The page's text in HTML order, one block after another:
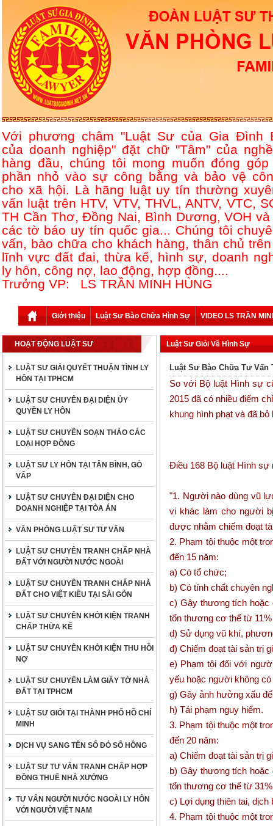
Với phương châm "Luật Sư của Gia Đình
của doanh nghiệp" đặt chữ "Tâm" của
hàng đầu, chúng tôi mong muốn đóng góp
phần nhỏ vào sự công bằng và bảo vệ
cho xã hội. Là hãng luật uy tín thường
vấn luật trên HTV, VTV, THVL, ANTV, VTC,
TH Cần Thơ, Đồng Nai, Bình Dương, VOH và
các tờ báo uy tín quốc gia... Chúng tôi
vấn, bào chữa cho khách hàng, thân chủ
lĩnh vực đất đai, thừa kế, hình sự, doanh
ly hôn, công nợ, lao động, hợp đồng....
Trưởng VP: LS TRẦN MINH HÙNG
Giới thiệu Luật Sư Bào Chữa Hình Sự VIDEO LS TRẦN
HOẠT ĐỘNG LUẬT SƯ
LUẬT SƯ GIẢI QUYẾT THUẬN TÌNH LY
HÔN TẠI TPHCM
LUẬT SƯ CHUYÊN ĐẠI DIỆN ỦY
QUYỀN LY HÔN
LUẬT SƯ CHUYÊN SOẠN THẢO CÁC
LOẠI HỢP ĐỒNG
LUẬT SƯ LY HÔN TẠI TÂN BÌNH, GÒ
VẤP
LUẬT SƯ CHUYÊN ĐẠI DIỆN CHO
DOANH NGHIỆP TẠI TÒA ÁN
VĂN PHÒNG LUẬT SƯ TƯ VẤN
LUẬT SƯ CHUYÊN TRANH CHẤP NHÀ
ĐẤT VỚI NGƯỜI NƯỚC NGOÀI
LUẬT SƯ CHUYÊN TRANH CHẤP NHÀ
ĐẤT CHO VIỆT KIỀU TẠI SÀI GÒN
LUẬT SƯ CHUYÊN KHỞI KIỆN TRANH
CHẤP THỪA KẾ
LUẬT SƯ CHUYÊN KHỞI KIỆN THU HỒI
NỢ
LUẬT SƯ CHUYÊN LÀM GIẤY TỜ NHÀ
ĐẤT TẠI TPHCM
LUẬT SƯ GIỎI TẠI THÀNH PHỐ HỒ CHÍ
MINH
DỊCH VỤ SANG TÊN SỔ ĐỎ SỔ HỒNG
LUẬT SƯ TƯ VẤN TRANH CHẤP HỢP
ĐỒNG THUÊ NHÀ XƯỞNG
TƯ VẤN NGƯỜI NƯỚC NGOÀI LY HÔN
VỚI NGƯỜI VIỆT NAM
Luật Sư Giỏi Về Hình Sự
Luật Sư Bào Chữa Tư Vấn
So với Bộ luật Hình sự
2015 đã có nhiều điểm
khung hình phạt và đã
Điều 168 Bộ luật Hình
"1. Người nào dùng vũ
vi khác làm cho người
được nhằm chiếm đoạt
2. Phạm tội thuộc một
đến 15 năm:
a) Có tổ chức;
b) Có tính chất chuyên
c) Gây thương tích hoặc
tổn thương cơ thể từ 11%
d) Sử dụng vũ khí,
đ) Chiếm đoạt tài sản trị
e) Phạm tội đối với
yếu hoặc người không
g) Gây ảnh hưởng xấu
h) Tái phạm nguy hiểm.
3. Phạm tội thuộc một
đến 20 năm:
a) Chiếm đoạt tài sản trị
b) Gây thương tích
tổn thương cơ thể từ
c) Lợi dụng thiên tai, dịch
4. Phạm tội thuộc một